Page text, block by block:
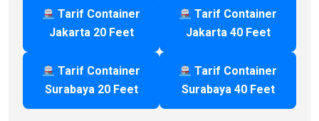
Tarif Container
Jakarta 20 Feet
Tarif Container
Jakarta 40 Feet
Tarif Container
Surabaya 20 Feet
Tarif Container
Surabaya 40 Feet